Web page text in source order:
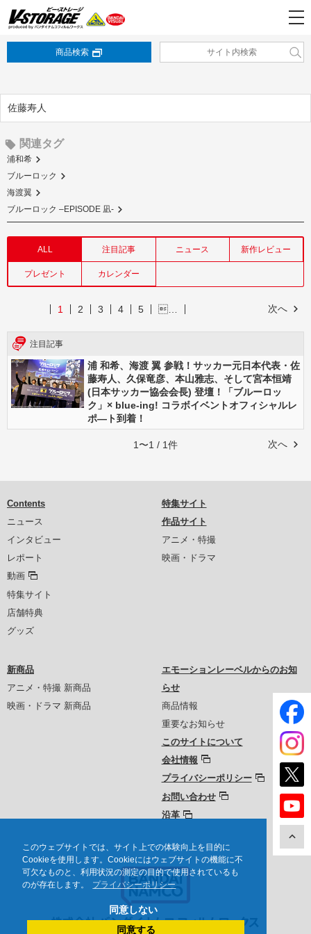
このウェブサイトでは、サイト上での体験向上を目的に
Cookieを使用します。Cookieにはウェブサイトの機能に不
可欠なものと、利用状況の測定の目的で使用されているも
のが存在します。
プライバシーポリシー
同意しない
同意する
商品検索
佐藤寿人
関連タグ
浦和希
ブルーロック
海渡翼
ブルーロック –EPISODE 凪-
ALL 注目記事 ニュース 新作レビュー
プレゼント カレンダー
次へ
1 2 3 4 5 …
注目記事
浦 和希、海渡 翼 参戦！サッカー元日本代表・佐
藤寿人、久保竜彦、本山雅志、そして宮本恒靖
(日本サッカー協会会長) 登壇！「ブルーロッ
ク」× blue-ing! コラボイベントオフィシャルレ
ポ―ト到着！
次へ
1〜1 / 1件
Contents
ニュース
インタビュー
レポート
動画
特集サイト
店舗特典
グッズ
特集サイト
作品サイト
アニメ・特撮
映画・ドラマ
新商品
アニメ・特撮 新商品
映画・ドラマ 新商品
エモーションレーベルからのお知
らせ
商品情報
重要なお知らせ
このサイトについて
会社情報
プライバシーポリシー
お問い合わせ
沿革